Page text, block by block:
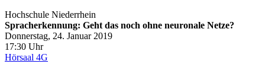
Hochschule Niederrhein
Spracherkennung: Geht das noch ohne neuronale Netze?
Donnerstag, 24. Januar 2019
17:30 Uhr
Hörsaal 4G